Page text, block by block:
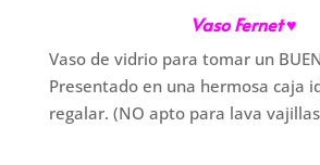
Vaso Fernet ♥
Vaso de vidrio para tomar un
Presentado en una hermosa caja
regalar. (NO apto para lava